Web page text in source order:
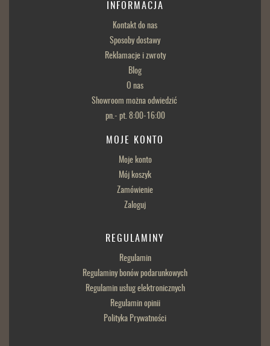
INFORMACJA
Kontakt do nas
Sposoby dostawy
Reklamacje i zwroty
Blog
O nas
Showroom można odwiedzić
pn.- pt. 8:00-16:00
MOJE KONTO
Moje konto
Mój koszyk
Zamówienie
Zaloguj
REGULAMINY
Regulamin
Regulaminy bonów podarunkowych
Regulamin usług elektronicznych
Regulamin opinii
Polityka Prywatności